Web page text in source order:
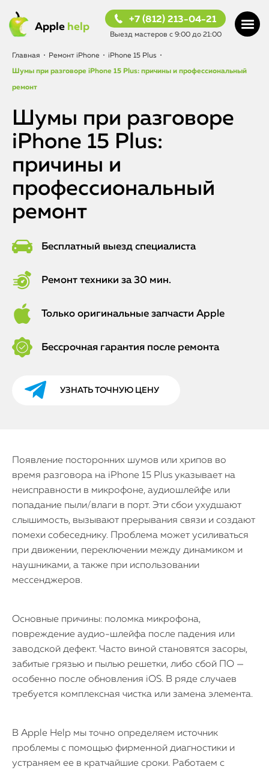
Apple help
+7 (812) 213-04-21
Выезд мастеров с 9:00 до 21:00
Главная • Ремонт iPhone • iPhone 15 Plus •
Шумы при разговоре iPhone 15 Plus: причины и профессиональный
ремонт
Шумы при разговоре
iPhone 15 Plus:
причины и
профессиональный
ремонт
Бесплатный выезд специалиста
Ремонт техники за 30 мин.
Только оригинальные запчасти Apple
Бессрочная гарантия после ремонта
УЗНАТЬ ТОЧНУЮ ЦЕНУ
Появление посторонних шумов или хрипов во
время разговора на iPhone 15 Plus указывает на
неисправности в микрофоне, аудиошлейфе или
попадание пыли/влаги в порт. Эти сбои ухудшают
слышимость, вызывают прерывания связи и создают
помехи собеседнику. Проблема может усиливаться
при движении, переключении между динамиком и
наушниками, а также при использовании
мессенджеров.
Основные причины: поломка микрофона,
повреждение аудио-шлейфа после падения или
заводской дефект. Часто виной становятся засоры,
забитые грязью и пылью решетки, либо сбой ПО —
особенно после обновления iOS. В ряде случаев
требуется комплексная чистка или замена элемента.
В Apple Help мы точно определяем источник
проблемы с помощью фирменной диагностики и
устраняем ее в кратчайшие сроки. Работаем с